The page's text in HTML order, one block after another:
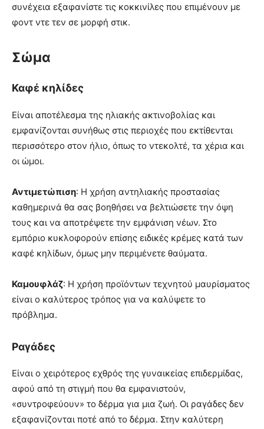
συνέχεια εξαφανίστε τις κοκκινίλες που επιμένουν με
φοντ ντε τεν σε μορφή στικ.
Σώμα
Καφέ κηλίδες
Είναι αποτέλεσμα της ηλιακής ακτινοβολίας και
εμφανίζονται συνήθως στις περιοχές που εκτίθενται
περισσότερο στον ήλιο, όπως το ντεκολτέ, τα χέρια και
οι ώμοι.
Αντιμετώπιση: Η χρήση αντηλιακής προστασίας
καθημερινά θα σας βοηθήσει να βελτιώσετε την όψη
τους και να αποτρέψετε την εμφάνιση νέων. Στο
εμπόριο κυκλοφορούν επίσης ειδικές κρέμες κατά των
καφέ κηλίδων, όμως μην περιμένετε θαύματα.
Καμουφλάζ: Η χρήση προϊόντων τεχνητού μαυρίσματος
είναι ο καλύτερος τρόπος για να καλύψετε το
πρόβλημα.
Ραγάδες
Είναι ο χειρότερος εχθρός της γυναικείας επιδερμίδας,
αφού από τη στιγμή που θα εμφανιστούν,
«συντροφεύουν» το δέρμα για μια ζωή. Οι ραγάδες δεν
εξαφανίζονται ποτέ από το δέρμα. Στην καλύτερη